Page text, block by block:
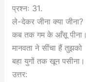
प्रश्नः 31.
ले-देकर जीना क्या जीना?
कब तक गम के आँसू पीना।
मानवता ने सींचा हैं तुझको
बहा युगों तक खून पसीना।
उत्तर: